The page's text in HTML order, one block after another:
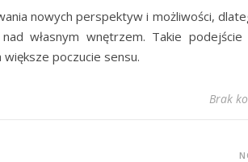
nowych perspektyw i możliwości,
własnym wnętrzem. Takie podejście
poczucie sensu.
Brak